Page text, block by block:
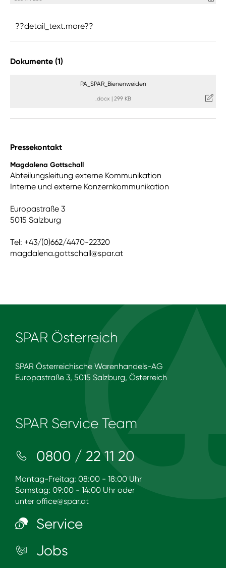
??detail_text.more??
Dokumente (1)
PA_SPAR_Bienenweiden
.docx | 299 KB
Pressekontakt
Magdalena Gottschall
Abteilungsleitung externe Kommunikation
Interne und externe Konzernkommunikation
Europastraße 3
5015 Salzburg
Tel: +43/(0)662/4470-22320
magdalena.gottschall@spar.at
SPAR Österreich
SPAR Österreichische Warenhandels-AG
Europastraße 3, 5015 Salzburg, Österreich
SPAR Service Team
0800 / 22 11 20
Montag-Freitag: 08:00 - 18:00 Uhr
Samstag: 09:00 - 14:00 Uhr oder
unter office@spar.at
Service
Jobs